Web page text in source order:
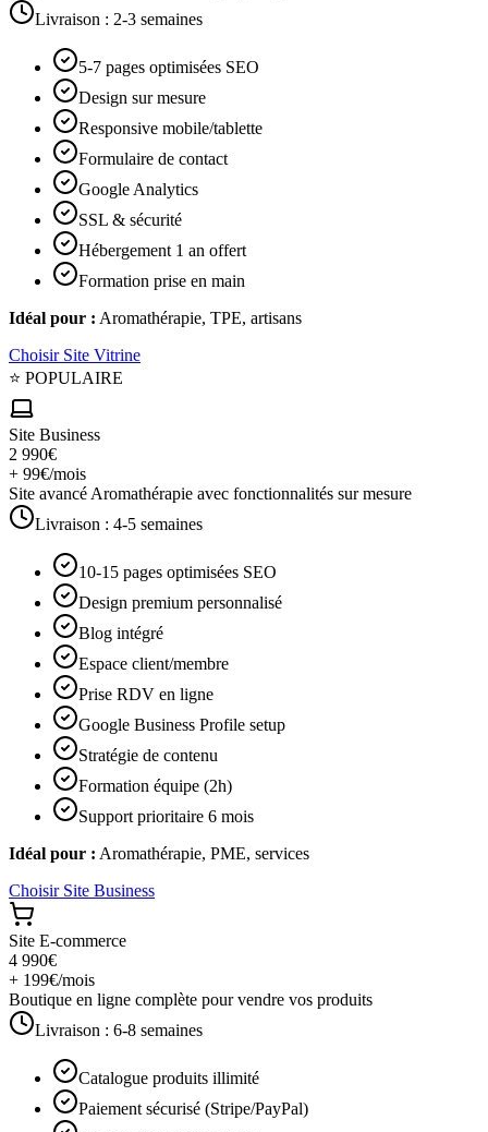
Livraison : 2-3 semaines
5-7 pages optimisées SEO
Design sur mesure
Responsive mobile/tablette
Formulaire de contact
Google Analytics
SSL & sécurité
Hébergement 1 an offert
Formation prise en main
Idéal pour : Aromathérapie, TPE, artisans
Choisir Site Vitrine
⭐ POPULAIRE
Site Business
2 990€
+ 99€/mois
Site avancé Aromathérapie avec fonctionnalités sur mesure
Livraison : 4-5 semaines
10-15 pages optimisées SEO
Design premium personnalisé
Blog intégré
Espace client/membre
Prise RDV en ligne
Google Business Profile setup
Stratégie de contenu
Formation équipe (2h)
Support prioritaire 6 mois
Idéal pour : Aromathérapie, PME, services
Choisir Site Business
Site E-commerce
4 990€
+ 199€/mois
Boutique en ligne complète pour vendre vos produits
Livraison : 6-8 semaines
Catalogue produits illimité
Paiement sécurisé (Stripe/PayPal)